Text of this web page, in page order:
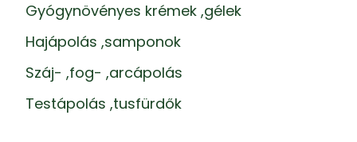
Gyógynövényes krémek ,gélek
Hajápolás ,samponok
Száj- ,fog- ,arcápolás
Testápolás ,tusfürdők